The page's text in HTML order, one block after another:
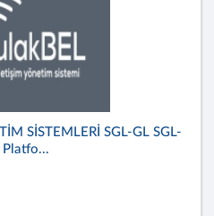
SİSTEMLERİ SGL-GL SGL-
Platfo...